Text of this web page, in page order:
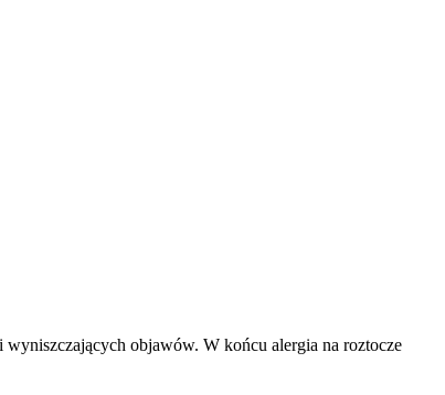
objawów. W końcu alergia na roztocze